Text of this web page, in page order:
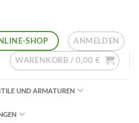
SHOP ANMELDEN
WARENKORB / 0,00 €
UND ARMATUREN